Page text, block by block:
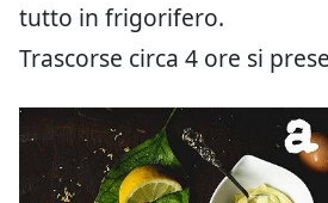
tutto in frigorifero.
Trascorse circa 4 ore si